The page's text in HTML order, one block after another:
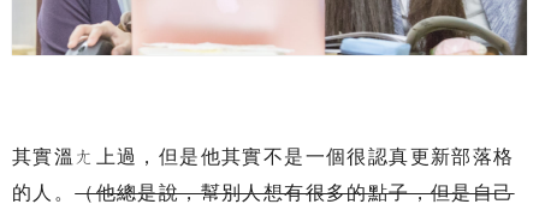
其實溫ㄤ上過，但是他其實不是一個很認真更新部落格
的人。（他總是說，幫別人想有很多的點子，但是自己